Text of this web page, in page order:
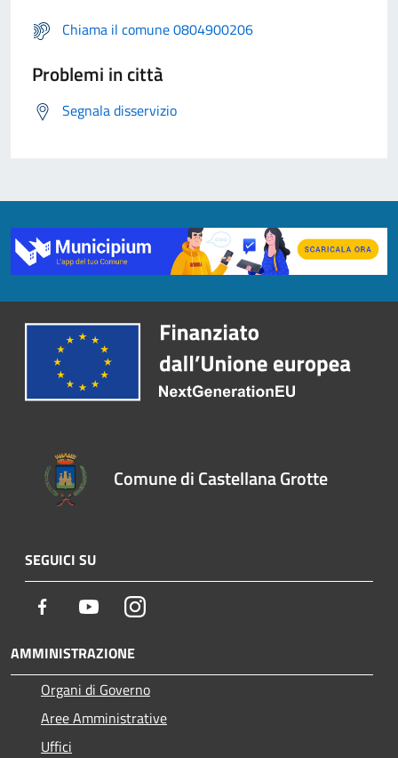
Chiama il comune 0804900206
Problemi in città
Segnala disservizio
Comune di Castellana Grotte
SEGUICI SU
Facebook YoutubeInstagram
AMMINISTRAZIONE
Organi di Governo
Aree Amministrative
Uffici